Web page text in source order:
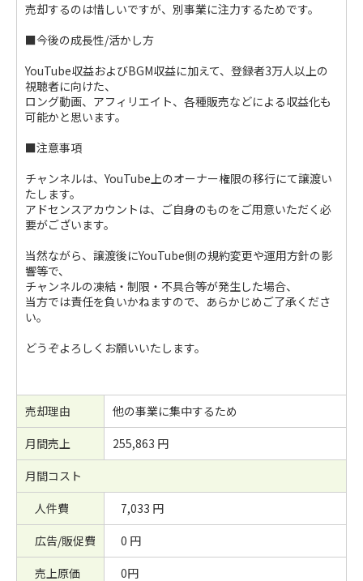
売却するのは惜しいですが、別事業に注力するためです。
■今後の成長性/活かし方
YouTube収益およびBGM収益に加えて、登録者3万人以上の
視聴者に向けた、
ロング動画、アフィリエイト、各種販売などによる収益化も
可能かと思います。
■注意事項
チャンネルは、YouTube上のオーナー権限の移行にて譲渡い
たします。
アドセンスアカウントは、ご自身のものをご用意いただく必
要がございます。
当然ながら、譲渡後にYouTube側の規約変更や運用方針の影
響等で、
チャンネルの凍結・制限・不具合等が発生した場合、
当方では責任を負いかねますので、あらかじめご了承くださ
い。
どうぞよろしくお願いいたします。
売却理由
他の事業に集中するため
月間売上
255,863 円
月間コスト
人件費
7,033 円
広告/販促費
0 円
売上原価
0円